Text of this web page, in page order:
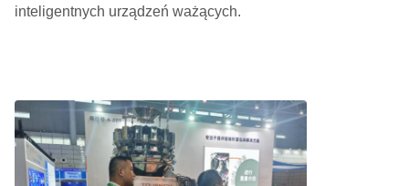
inteligentnych urządzeń ważących.